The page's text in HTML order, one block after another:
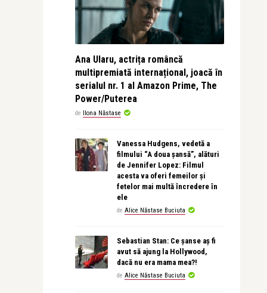
Ana Ularu, actrița româncă
multipremiată internațional, joacă în
serialul nr. 1 al Amazon Prime, The
Power/Puterea
de Ilona Năstase
Vanessa Hudgens, vedetă a
filmului “A doua șansă”, alături
de Jennifer Lopez: Filmul
acesta va oferi femeilor și
fetelor mai multă încredere în
ele
de Alice Năstase Buciuta
Sebastian Stan: Ce șanse aș fi
avut să ajung la Hollywood,
dacă nu era mama mea?!
de Alice Năstase Buciuta